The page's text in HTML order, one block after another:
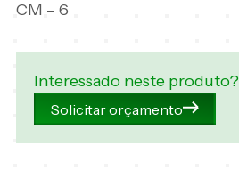
CM – 6
Interessado neste produto?
Solicitar orçamento